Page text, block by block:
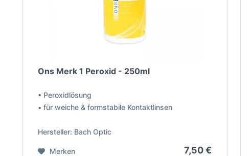
Ons Merk 1 Peroxid - 250ml
• Peroxidlösung
• für weiche & formstabile Kontaktlinsen
Hersteller: Bach Optic
7,50 €
Merken